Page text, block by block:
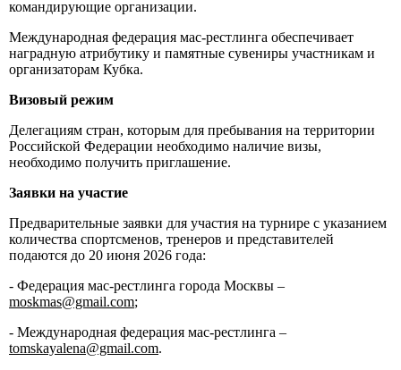
командирующие организации.
Международная федерация мас-рестлинга обеспечивает
наградную атрибутику и памятные сувениры участникам и
организаторам Кубка.
Визовый режим
Делегациям стран, которым для пребывания на территории
Российской Федерации необходимо наличие визы,
необходимо получить приглашение.
Заявки на участие
Предварительные заявки для участия на турнире с указанием
количества спортсменов, тренеров и представителей
подаются до 20 июня 2026 года:
- Федерация мас-рестлинга города Москвы –
moskmas@gmail.com;
- Международная федерация мас-рестлинга –
tomskayalena@gmail.com.